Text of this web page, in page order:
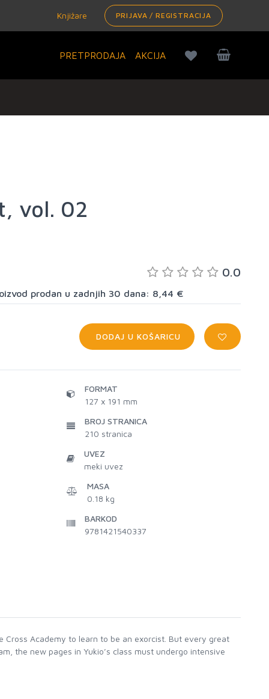
Knjižare PRIJAVA / REGISTRACIJA
PRETPRODAJA AKCIJA
vol. 02
0.0
prodan u zadnjih 30 dana: 8,44 €
DODAJ U KOŠARICU
FORMAT
127 x 191 mm
BROJ STRANICA
210 stranica
UVEZ
meki uvez
MASA
0.18 kg
BARKOD
9781421540337
Academy to learn to be an exorcist. But every great
the new pages in Yukio’s class must undergo intensive